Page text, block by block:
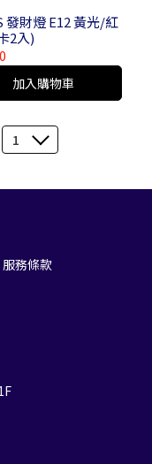
2入)
加入購物車
1
服務條款